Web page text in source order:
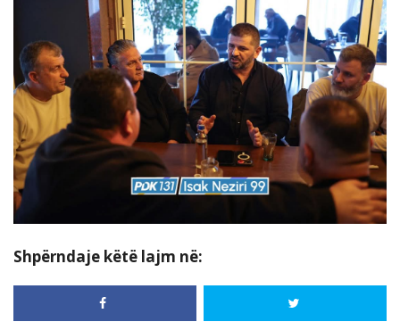
Shpërndaje këtë lajm në: